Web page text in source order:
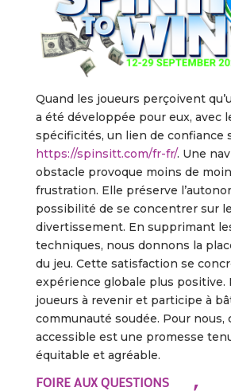
Quand les joueurs perçoivent
a été développée pour eux, avec
spécificités, un lien de confiance
https://spinsitt.com/fr-fr/. Une
obstacle provoque moins de
frustration. Elle préserve
possibilité de se concentrer sur le
divertissement. En supprimant
techniques, nous donnons la
du jeu. Cette satisfaction se
expérience globale plus positive.
joueurs à revenir et participe à
communauté soudée. Pour nous,
accessible est une promesse
équitable et agréable.
FOIRE AUX QUESTIONS